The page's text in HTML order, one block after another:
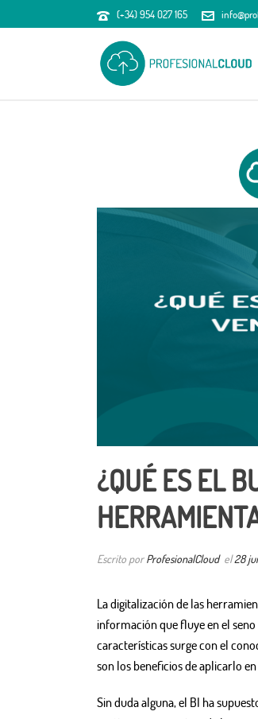
(+34) 954 027 165
¿QUÉ ES EL
Escrito porProfesionalCloud el28
La digitalización de las
información que fluye en el seno
características surge con el
son los beneficios de aplicarlo
Sin duda alguna, el BI ha